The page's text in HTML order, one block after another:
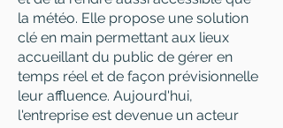
la météo. Elle propose une solution
clé en main permettant aux lieux
accueillant du public de gérer en
temps réel et de façon prévisionnelle
leur affluence. Aujourd'hui,
l'entreprise est devenue un acteur